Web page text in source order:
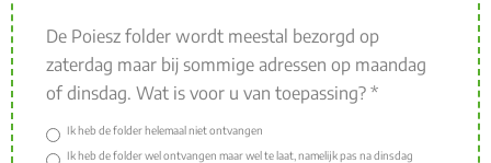
De Poiesz folder wordt meestal bezorgd op
zaterdag maar bij sommige adressen op maandag
of dinsdag. Wat is voor u van toepassing? *
Ik heb de folder helemaal niet ontvangen
Ik heb de folder wel ontvangen maar wel te laat, namelijk pas na dinsdag